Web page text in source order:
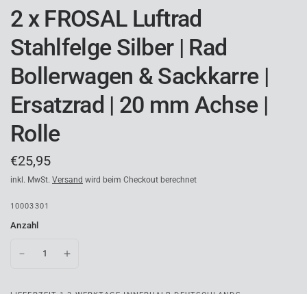
2 x FROSAL Luftrad
Stahlfelge Silber | Rad
Bollerwagen & Sackkarre |
Ersatzrad | 20 mm Achse |
Rolle
€25,95
inkl. MwSt. Versand wird beim Checkout berechnet
10003301
Anzahl